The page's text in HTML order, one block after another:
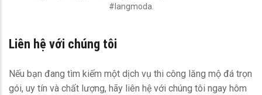
#langmoda.
Liên hệ với chúng tôi
Nếu bạn đang tìm kiếm một dịch vụ thi công lăng mộ đá trọn
gói, uy tín và chất lượng, hãy liên hệ với chúng tôi ngay hôm